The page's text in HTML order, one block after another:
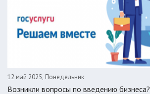
12 май 2025, Понедельник
Возникли вопросы по введению бизнеса?